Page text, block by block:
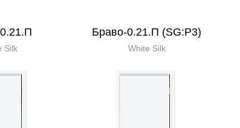
Silk
Браво-0.21.П (SG:P3)
White Silk